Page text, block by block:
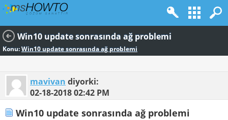
Win10 update sonrasında ağ problemi
Konu:Win10 update sonrasında ağ problemi
mavivan diyorki:
02-18-201802:42 PM
Win10 update sonrasında ağ problemi